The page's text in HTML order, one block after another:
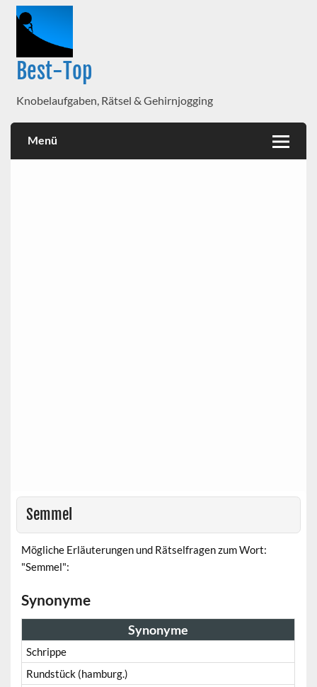
Best-Top
Knobelaufgaben, Rätsel & Gehirnjogging
Menü
Semmel
Mögliche Erläuterungen und Rätselfragen zum Wort:
"Semmel":
Synonyme
Synonyme
Schrippe
Rundstück (hamburg.)